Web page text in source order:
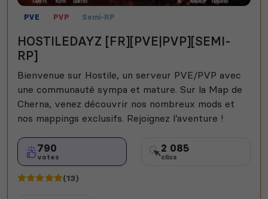
PVE PVP Semi-RP
HOSTILEDAYZ [FR][PVE|PVP][SEMI-
RP]
Bienvenue sur Hostile, un serveur PVE/PVP avec
une communauté sympa et mature. Sur la Map de
Cherna, venez découvrir nos nombreux mods et
nos mappings exclusifs. Rejoignez l’aventure !
790
votes
2 085
clics
(13)